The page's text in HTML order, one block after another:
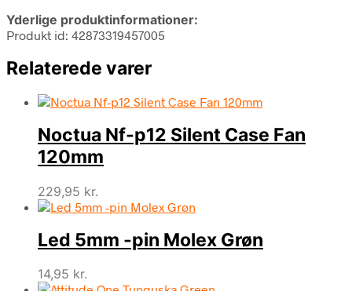
Yderlige produktinformationer:
Produkt id: 42873319457005
Relaterede varer
Noctua Nf-p12 Silent Case Fan
120mm
229,95 kr.
Led 5mm -pin Molex Grøn
14,95 kr.